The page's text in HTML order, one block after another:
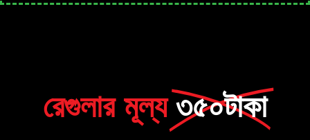
রেগুলার মূল্য ৩৫০টাকা